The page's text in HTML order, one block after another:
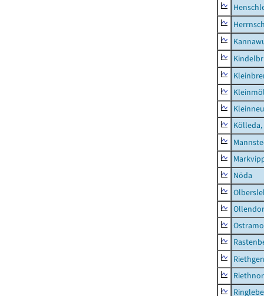
Nöda
Riethgen